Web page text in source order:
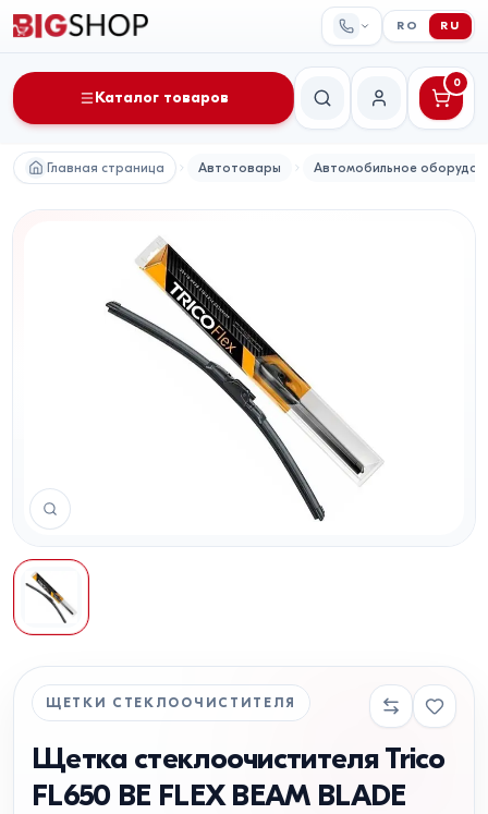
RO RU
Каталог товаров
Поиск Мой аккаунт
0
Главная страница Автотовары Автомобильное
ЩЕТКИ СТЕКЛООЧИСТИТЕЛЯ
Щетка стеклоочистителя Trico
FL650 BE FLEX BEAM BLADE